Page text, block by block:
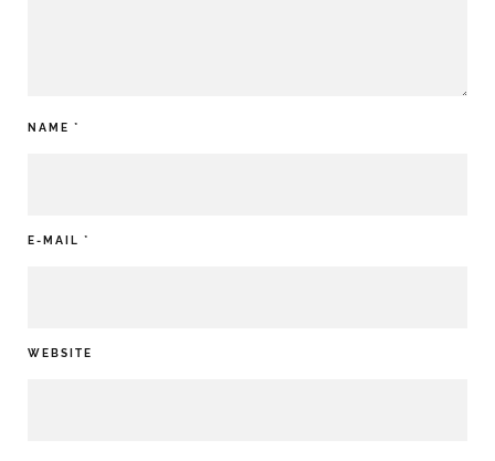
NAME *
E-MAIL *
WEBSITE